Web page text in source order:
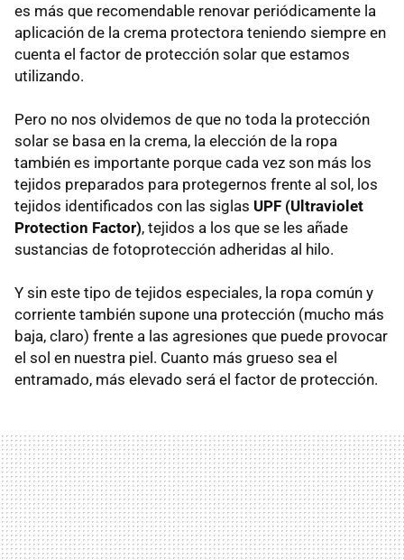
es más que recomendable renovar periódicamente la
aplicación de la crema protectora teniendo siempre en
cuenta el factor de protección solar que estamos
utilizando.
Pero no nos olvidemos de que no toda la protección
solar se basa en la crema, la elección de la ropa
también es importante porque cada vez son más los
tejidos preparados para protegernos frente al sol, los
tejidos identificados con las siglas UPF (Ultraviolet
Protection Factor), tejidos a los que se les añade
sustancias de fotoprotección adheridas al hilo.
Y sin este tipo de tejidos especiales, la ropa común y
corriente también supone una protección (mucho más
baja, claro) frente a las agresiones que puede provocar
el sol en nuestra piel. Cuanto más grueso sea el
entramado, más elevado será el factor de protección.